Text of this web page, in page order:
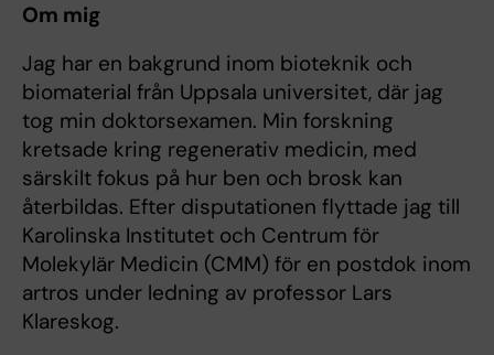
Om mig
Jag har en bakgrund inom bioteknik och
biomaterial från Uppsala universitet, där jag
tog min doktorsexamen. Min forskning
kretsade kring regenerativ medicin, med
särskilt fokus på hur ben och brosk kan
återbildas. Efter disputationen flyttade jag till
Karolinska Institutet och Centrum för
Molekylär Medicin (CMM) för en postdok inom
artros under ledning av professor Lars
Klareskog.